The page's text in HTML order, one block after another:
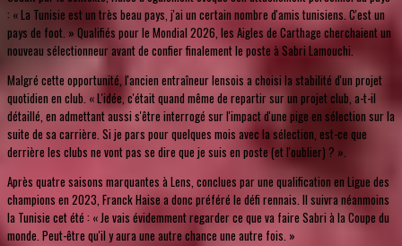
: « La Tunisie est un très beau pays, j'ai un certain nombre d'amis tunisiens. C'est un
pays de foot. » Qualifiés pour le Mondial 2026, les Aigles de Carthage cherchaient un
nouveau sélectionneur avant de confier finalement le poste à Sabri Lamouchi.
Malgré cette opportunité, l'ancien entraîneur lensois a choisi la stabilité d'un projet
quotidien en club. « L'idée, c'était quand même de repartir sur un projet club, a-t-il
détaillé, en admettant aussi s'être interrogé sur l'impact d'une pige en sélection sur la
suite de sa carrière. Si je pars pour quelques mois avec la sélection, est-ce que
derrière les clubs ne vont pas se dire que je suis en poste (et l'oublier) ? ».
Après quatre saisons marquantes à Lens, conclues par une qualification en Ligue des
champions en 2023, Franck Haise a donc préféré le défi rennais. Il suivra néanmoins
la Tunisie cet été : « Je vais évidemment regarder ce que va faire Sabri à la Coupe du
monde. Peut-être qu'il y aura une autre chance une autre fois. »